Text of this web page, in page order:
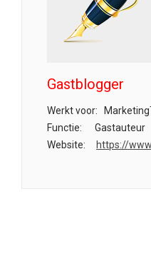
Gastblogger
Werkt voor:
Functie:
Gastauteur
Website:
https://